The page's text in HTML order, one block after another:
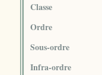
Classe
Ordre
Sous-ordre
Infra-ordre